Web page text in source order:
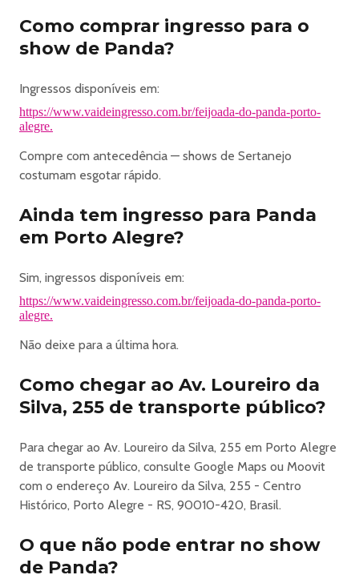
Saiba o que é PERMITIDO e o que é PROIBIDO no
evento
- Barra de Cereal - Batom, Maquiagem, Protetor Solar ou
Labial - Cartazes em Cartolina - Bolsas - Óculos escuros,
chapéu ou boné - Remédios com laudo/prescrição médica
(Exceto Aerosol) - Bermuda Jeans ou Sarja - Vaper
(permitido somente na área de fumantes)
- Chinelo de qualquer tipo, corrente, camisa de time,
político ou regata - Objetos Pontiagudos - Copos ou
latas e bebidas - Guarda-chuvas, máscaras, ou medusas -
Bermuda de tactel ou shorts (masculino) - Objetos de
vidro - Câmeras fotográficas ou filmadoras profissionais -
Bastão para tirar foto, drone ou similares - Substâncias
inflamáveis, corrosivas e/ou tóxicas - Frascos com
perfume
SOB ANÁLISE
- Mochila e bolsas - Líquidos, sejam quais forem
https://www.vaideingresso.com.br/feijoada-do-panda-porto-
alegre
Como comprar ingresso para o
show de Panda?
Ingressos disponíveis em:
https://www.vaideingresso.com.br/feijoada-do-panda-porto-
alegre.
Compre com antecedência — shows de Sertanejo
costumam esgotar rápido.
Ainda tem ingresso para Panda
em Porto Alegre?
Sim, ingressos disponíveis em:
https://www.vaideingresso.com.br/feijoada-do-panda-porto-
alegre.
Não deixe para a última hora.
Como chegar ao Av. Loureiro da
Silva, 255 de transporte público?
Para chegar ao Av. Loureiro da Silva, 255 em Porto Alegre
de transporte público, consulte Google Maps ou Moovit
com o endereço Av. Loureiro da Silva, 255 - Centro
Histórico, Porto Alegre - RS, 90010-420, Brasil.
O que não pode entrar no show
de Panda?